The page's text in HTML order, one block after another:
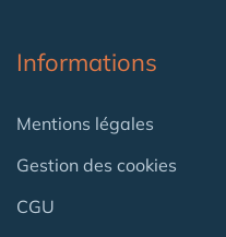
Informations
Mentions légales
Gestion des cookies
CGU